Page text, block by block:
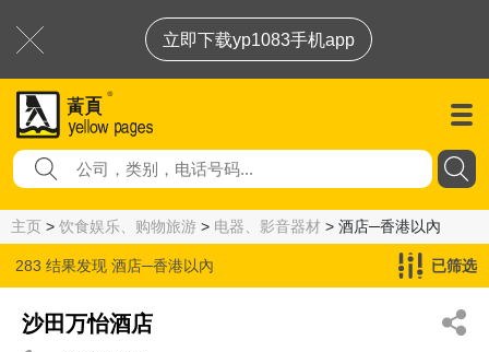
立即下载yp1083手机app
主页 > 饮食娱乐、购物旅游 > 电器、影音器材 > 酒店─香港以內
283 结果发现 酒店─香港以內 已筛选
沙田万怡酒店